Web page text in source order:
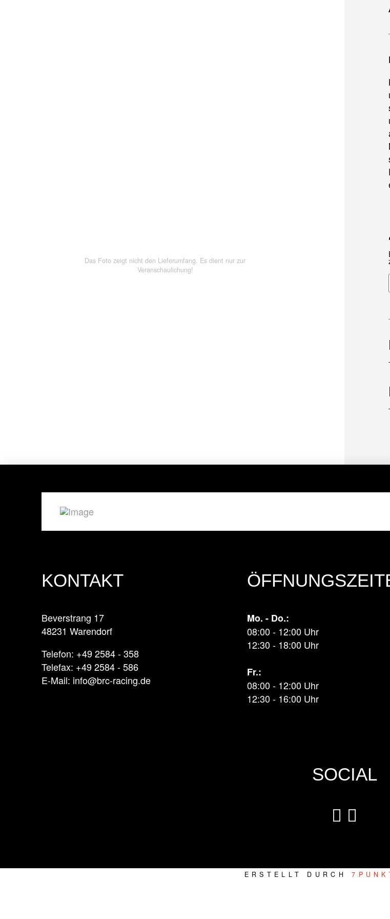
Das Foto zeigt nicht den Lieferumfang. Es dient nur zur
Veranschaulichung!
KONTAKT
Beverstrang 17
48231 Warendorf
Telefon: +49 2584 - 358
Telefax: +49 2584 - 586
E-Mail: info@brc-racing.de
SOCIAL
Mo. - Do.:
08:00 - 12:00 Uhr
12:30 - 18:00 Uhr
Fr.:
08:00 - 12:00 Uhr
12:30 - 16:00 Uhr
ERSTELLT DURCH